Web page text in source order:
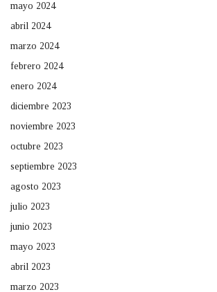
mayo 2024
abril 2024
marzo 2024
febrero 2024
enero 2024
diciembre 2023
noviembre 2023
octubre 2023
septiembre 2023
agosto 2023
julio 2023
junio 2023
mayo 2023
abril 2023
marzo 2023